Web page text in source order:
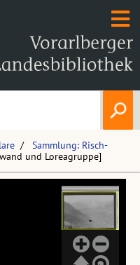
Sammlung: Risch-
und Loreagruppe]